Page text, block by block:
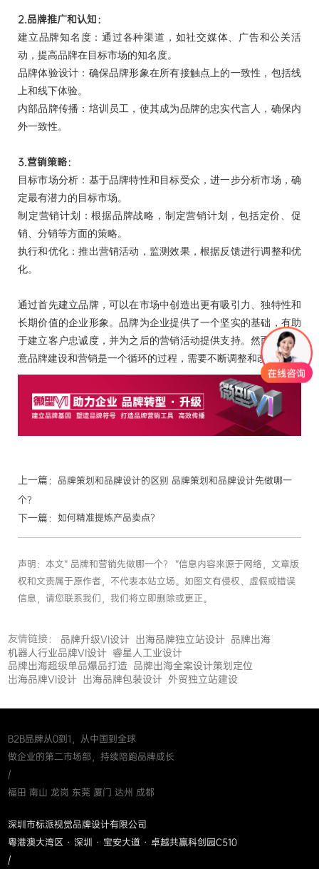
2.品牌推广和认知：
建立品牌知名度：通过各种渠道，如社交媒体、广告和公关活
动，提高品牌在目标市场的知名度。
品牌体验设计：确保品牌形象在所有接触点上的一致性，包括线
上和线下体验。
内部品牌传播：培训员工，使其成为品牌的忠实代言人，确保内
外一致性。
3.营销策略：
目标市场分析：基于品牌特性和目标受众，进一步分析市场，确
定最有潜力的目标市场。
制定营销计划：根据品牌战略，制定营销计划，包括定价、促
销、分销等方面的策略。
执行和优化：推出营销活动，监测效果，根据反馈进行调整和优
化。
通过首先建立品牌，可以在市场中创造出更有吸引力、独特性和
长期价值的企业形象。品牌为企业提供了一个坚实的基础，有助
于建立客户忠诚度，并为之后的营销活动提供支持。然而，要注
意品牌建设和营销是一个循环的过程，需要不断调整和改进
上一篇： 品牌策划和品牌设计的区别 品牌策划和品牌设计先做哪一
个？
下一篇： 如何精准提炼产品卖点？
声明：本文“ 品牌和营销先做哪一个？ ”信息内容来源于网络，文章版
权和文责属于原作者，不代表本站立场。如图文有侵权、虚假或错误
信息，请您联系我们，我们将立即删除或更正。
友情链接： 品牌升级VI设计 出海品牌独立站设计 品牌出海
机器人行业品牌VI设计 睿星人工业设计
品牌出海超级单品爆品打造 品牌出海全案设计策划定位
出海品牌VI设计 出海品牌包装设计 外贸独立站建设
B2B品牌从0到1，从中国到全球
做企业的第二市场部，持续陪跑品牌成长
/
福田 南山 龙岗 东莞 厦门 达州 成都
深圳市标派视觉品牌设计有限公司
粤港澳大湾区 · 深圳 · 宝安大道 · 卓越共赢科创园C510
/